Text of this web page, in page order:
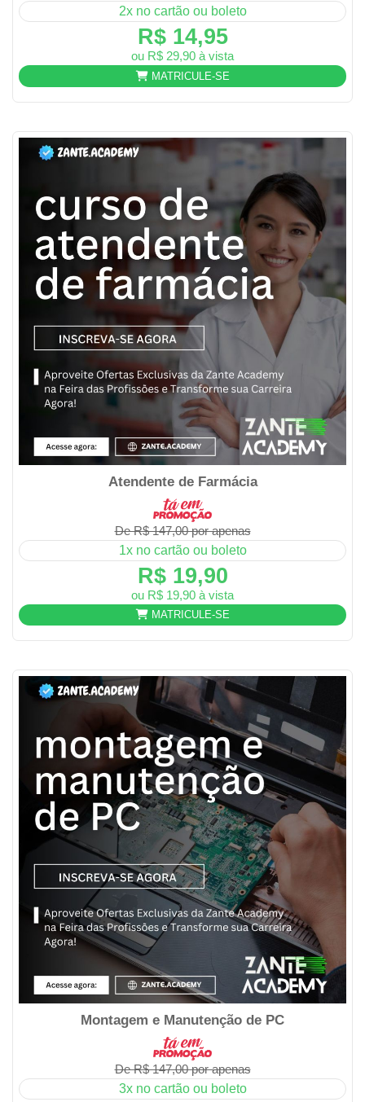
2x no cartão ou boleto
R$ 14,95
ou R$ 29,90 à vista
MATRICULE-SE
Atendente de Farmácia
De R$ 147,00 por apenas
1x no cartão ou boleto
R$ 19,90
ou R$ 19,90 à vista
MATRICULE-SE
Montagem e Manutenção de PC
De R$ 147,00 por apenas
3x no cartão ou boleto